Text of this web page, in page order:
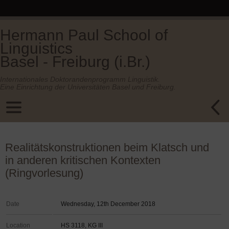
Hermann Paul School of
Linguistics
Basel - Freiburg (i.Br.)
Realitätskonstruktionen beim Klatsch und
in anderen kritischen Kontexten
(Ringvorlesung)
Date Wednesday, 12th December 2018
Location HS 3118, KG III